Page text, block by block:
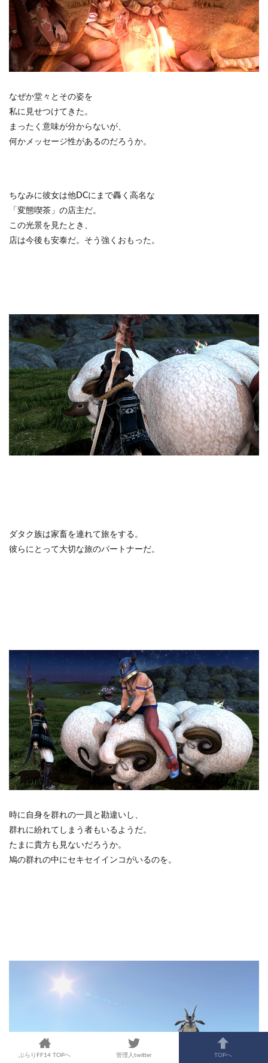
なぜか堂々とその姿を
私に見せつけてきた。
まったく意味が分からないが、
何かメッセージ性があるのだろうか。
ちなみに彼女は他DCにまで轟く高名な
「変態喫茶」の店主だ。
この光景を見たとき、
店は今後も安泰だ。そう強くおもった。
ダタク族は家畜を連れて旅をする。
彼らにとって大切な旅のパートナーだ。
時に自身を群れの一員と勘違いし、
群れに紛れてしまう者もいるようだ。
たまに貴方も見ないだろうか。
鳩の群れの中にセキセイインコがいるのを。
ぶらりFF14 TOPへ 管理人twitter TOPへ